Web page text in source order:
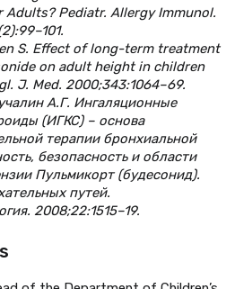
Adults? Pediatr. Allergy Immunol.
S. Effect of long-term treatment
on adult height in children
J. Med. 2000;343:1064–69.
А.Г. Ингаляционные
(ИГКС) – основа
терапии бронхиальной
безопасность и области
Пульмикорт (будесонид).
путей.
2008;22:1515–19.